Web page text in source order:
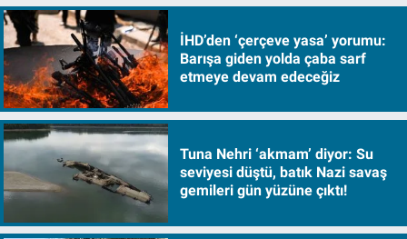
İHD’den ‘çerçeve yasa’ yorumu:
Barışa giden yolda çaba sarf
etmeye devam edeceğiz
Tuna Nehri ‘akmam’ diyor: Su
seviyesi düştü, batık Nazi savaş
gemileri gün yüzüne çıktı!